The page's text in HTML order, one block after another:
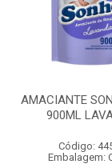
AMACIANTE
900ML
Código:
Embalagem: